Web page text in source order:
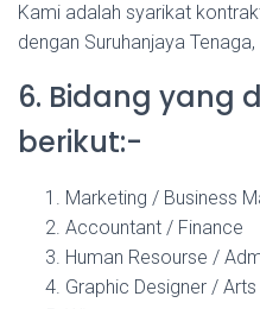
Kami adalah syarikat
dengan Suruhanjaya
6. Bidang yang
berikut:-
Marketing / Business
Accountant / Finance
Human Resourse /
Graphic Designer / Arts